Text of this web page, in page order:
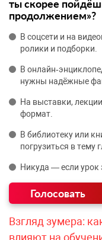
ты скорее
продолжением»?
В соцсети и на
ролики и подборки.
В
нужны надёжные
На выставки,
формат.
В библиотеку или
погрузиться в тему
Никуда — если урок
Взгляд зумера:
влияют на